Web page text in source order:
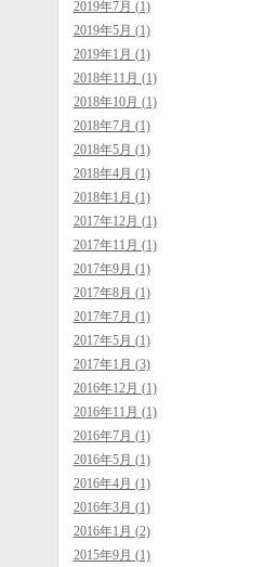
2019年7月 (1)
2019年5月 (1)
2019年1月 (1)
2018年11月 (1)
2018年10月 (1)
2018年7月 (1)
2018年5月 (1)
2018年4月 (1)
2018年1月 (1)
2017年12月 (1)
2017年11月 (1)
2017年9月 (1)
2017年8月 (1)
2017年7月 (1)
2017年5月 (1)
2017年1月 (3)
2016年12月 (1)
2016年11月 (1)
2016年7月 (1)
2016年5月 (1)
2016年4月 (1)
2016年3月 (1)
2016年1月 (2)
2015年9月 (1)